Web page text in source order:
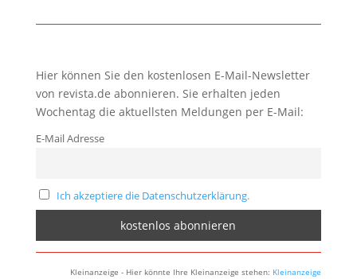
Hier können Sie den kostenlosen E-Mail-Newsletter
von revista.de abonnieren. Sie erhalten jeden
Wochentag die aktuellsten Meldungen per E-Mail:
E-Mail Adresse
Ich akzeptiere die Datenschutzerklärung.
Kleinanzeige - Hier könnte Ihre Kleinanzeige stehen: Kleinanzeige